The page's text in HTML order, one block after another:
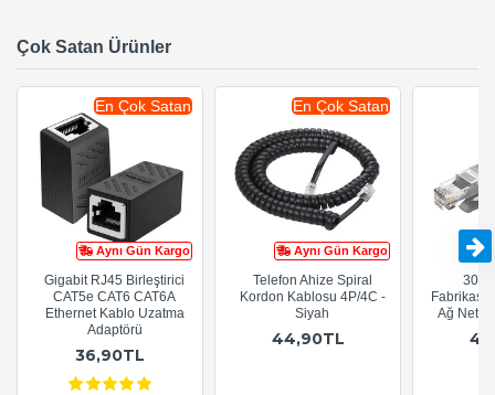
Çok Satan Ürünler
Aynı Gün Kargo
En Çok Satan
Gigabit RJ45 Birleştirici
CAT5e CAT6 CAT6A
Ethernet Kablo Uzatma
Adaptörü
36,90TL
Aynı Gün Kargo
En Çok Satan
Telefon Ahize Spiral
Kordon Kablosu 4P/4C -
Siyah
44,90TL
Ağ